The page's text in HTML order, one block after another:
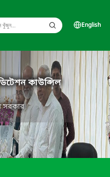
English
কাউন্সিল
সরকার